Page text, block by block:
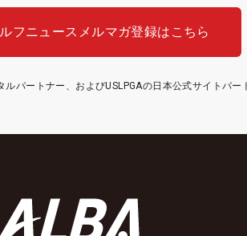
フニュース メルマガ登録はこちら
パートナー、およびUSLPGAの日本公式サイトパー